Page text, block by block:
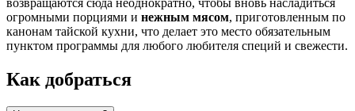
огромными порциями и нежным мясом, приготовленным по
канонам тайской кухни, что делает это место обязательным
пунктом программы для любого любителя специй и свежести.
Как добраться